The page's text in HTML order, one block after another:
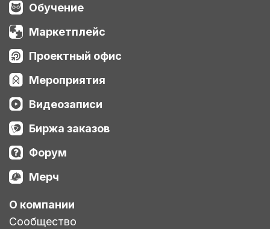
Обучение
Маркетплейс
Проектный офис
Мероприятия
Видеозаписи
Биржа заказов
Форум
Мерч
О компании
Сообщество